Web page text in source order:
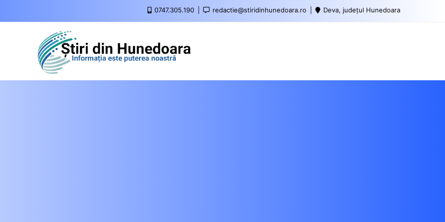
0747.305.190 redactie@stiridinhunedoara.ro Deva, județul Hunedoara